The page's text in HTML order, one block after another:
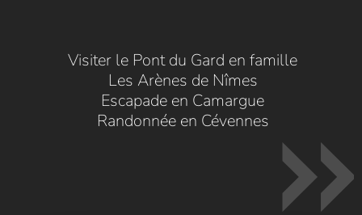
Visiter le Pont du Gard en famille
Les Arènes de Nîmes
Escapade en Camargue
Randonnée en Cévennes